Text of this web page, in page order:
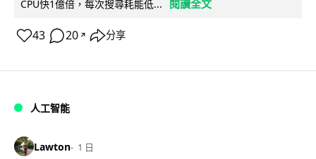
CPU快1億倍，每次搜尋耗能低...
閱讀全文
43 20 ↗ 分享
人工智能
Lawton 1 日